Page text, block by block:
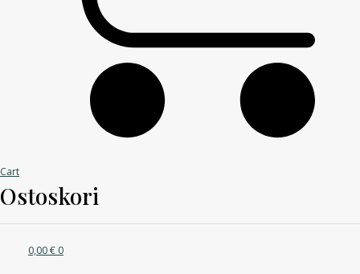
Cart
Ostoskori
0,00€ 0